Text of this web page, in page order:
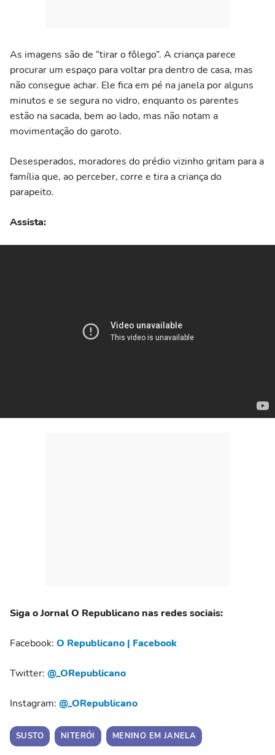
As imagens são de “tirar o fôlego”. A criança parece
procurar um espaço para voltar pra dentro de casa, mas
não consegue achar. Ele fica em pé na janela por alguns
minutos e se segura no vidro, enquanto os parentes
estão na sacada, bem ao lado, mas não notam a
movimentação do garoto.
Desesperados, moradores do prédio vizinho gritam para a
família que, ao perceber, corre e tira a criança do
parapeito.
Assista:
Siga o Jornal O Republicano nas redes sociais:
Facebook: O Republicano | Facebook
Twitter: @_ORepublicano
Instagram: @_ORepublicano
SUSTO NITERÓI MENINO EM JANELA